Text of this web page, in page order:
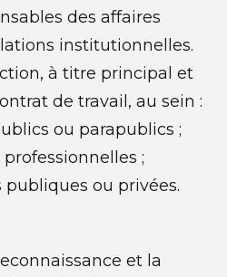
des affaires
institutionnelles.
à titre principal et
de travail, au sein :
ou parapublics ;
;
publiques ou privées.
et la